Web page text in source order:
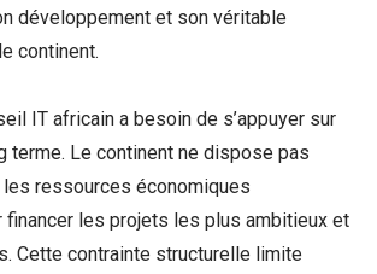
développement et son véritable
continent.
IT africain a besoin de s’appuyer sur
terme. Le continent ne dispose pas
ressources économiques
financer les projets les plus ambitieux et
Cette contrainte structurelle limite